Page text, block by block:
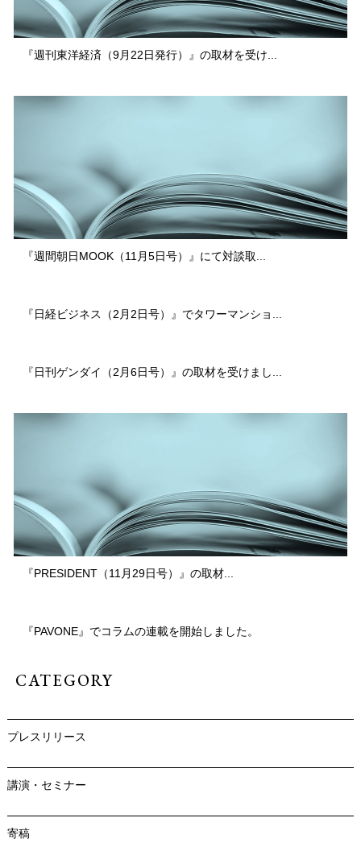
『週刊東洋経済（9月22日発行）』の取材を受け...
『週間朝日MOOK（11月5日号）』にて対談取...
『日経ビジネス（2月2日号）』でタワーマンショ...
『日刊ゲンダイ（2月6日号）』の取材を受けまし...
『PRESIDENT（11月29日号）』の取材...
『PAVONE』でコラムの連載を開始しました。
CATEGORY
プレスリリース
講演・セミナー
寄稿